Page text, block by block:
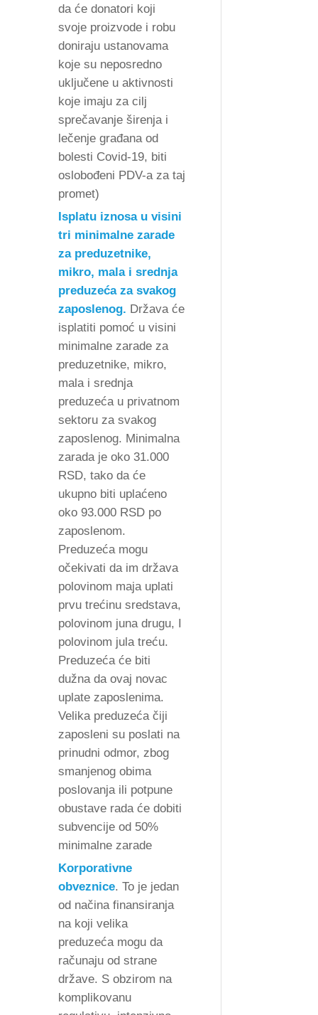
da će donatori koji
svoje proizvode i robu
doniraju ustanovama
koje su neposredno
uključene u aktivnosti
koje imaju za cilj
sprečavanje širenja i
lečenje građana od
bolesti Covid-19, biti
oslobođeni PDV-a za taj
promet)
Isplatu iznosa u visini
tri minimalne zarade
za preduzetnike,
mikro, mala i srednja
preduzeća za svakog
zaposlenog. Država će
isplatiti pomoć u visini
minimalne zarade za
preduzetnike, mikro,
mala i srednja
preduzeća u privatnom
sektoru za svakog
zaposlenog. Minimalna
zarada je oko 31.000
RSD, tako da će
ukupno biti uplaćeno
oko 93.000 RSD po
zaposlenom.
Preduzeća mogu
očekivati da im država
polovinom maja uplati
prvu trećinu sredstava,
polovinom juna drugu, I
polovinom jula treću.
Preduzeća će biti
dužna da ovaj novac
uplate zaposlenima.
Velika preduzeća čiji
zaposleni su poslati na
prinudni odmor, zbog
smanjenog obima
poslovanja ili potpune
obustave rada će dobiti
subvencije od 50%
minimalne zarade
Korporativne
obveznice. To je jedan
od načina finansiranja
na koji velika
preduzeća mogu da
računaju od strane
države. S obzirom na
komplikovanu